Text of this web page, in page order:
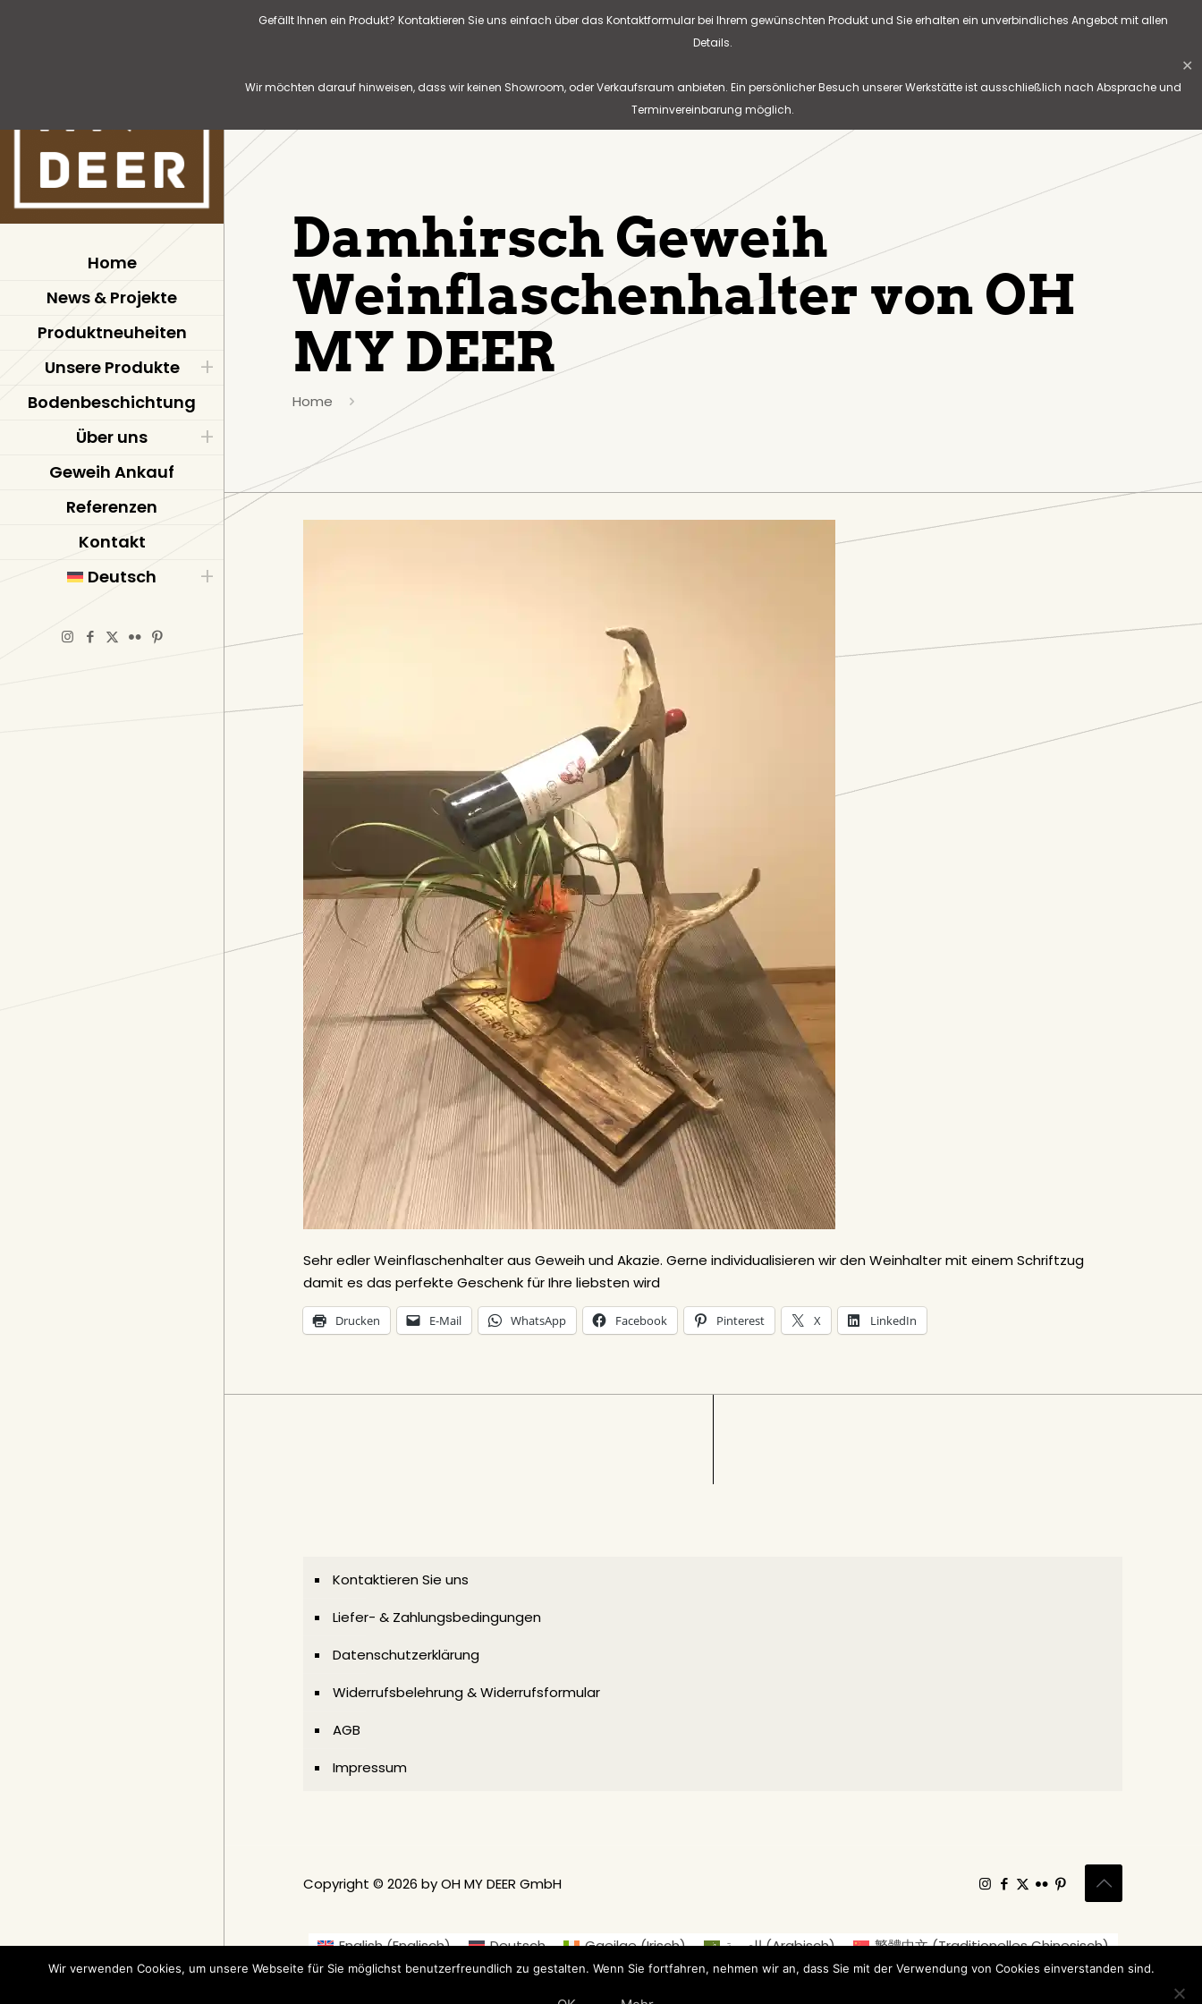
Gefällt Ihnen ein Produkt? Kontaktieren Sie uns einfach über das Kontaktformular bei Ihrem gewünschten Produkt und Sie erhalten ein unverbindliches Angebot mit allen
Details.
Wir möchten darauf hinweisen, dass wir keinen Showroom, oder Verkaufsraum anbieten. Ein persönlicher Besuch unserer Werkstätte ist ausschließlich nach Absprache und
Terminvereinbarung möglich.
✕
Home
News & Projekte
Produktneuheiten
Unsere Produkte
Bodenbeschichtung
Über uns
Geweih Ankauf
Referenzen
Kontakt
Deutsch
Damhirsch Geweih
Weinflaschenhalter von OH
MY DEER
Home
Sehr edler Weinflaschenhalter aus Geweih und Akazie. Gerne individualisieren wir den Weinhalter mit einem Schriftzug
damit es das perfekte Geschenk für Ihre liebsten wird
Drucken E-Mail WhatsApp Facebook Pinterest X LinkedIn
Kontaktieren Sie uns
Liefer- & Zahlungsbedingungen
Datenschutzerklärung
Widerrufsbelehrung & Widerrufsformular
AGB
Impressum
Copyright © 2026 by OH MY DEER GmbH
English(Englisch) Deutsch Gaeilge(Irisch) العربية(Arabisch) 繁體中文(Traditionelles Chinesisch)
Nederlands(Niederländisch) Suomi(Finnisch ) Français(Französisch) Italiano(Italienisch) 日本語(Japanisch)
Wir verwenden Cookies, um unsere Webseite für Sie möglichst benutzerfreundlich zu gestalten. Wenn Sie fortfahren, nehmen wir an, dass Sie mit der Verwendung von Cookies einverstanden sind.